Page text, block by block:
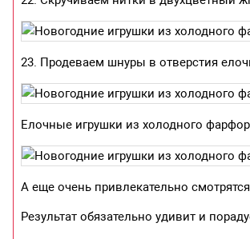
23. Продеваем шнуры в отверстия
Елочные игрушки из холодного
А еще очень привлекательно
Результат обязательно удивит и